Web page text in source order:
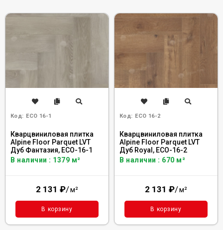
Код: ECO 16-1
Кварцвиниловая плитка
Alpine Floor Parquet LVT
Дуб Фантазия, ECO-16-1
В наличии : 1379 м²
2 131 ₽/м²
В корзину
Код: ECO 16-2
Кварцвиниловая плитка
Alpine Floor Parquet LVT
Дуб Royal, ECO-16-2
В наличии : 670 м²
2 131 ₽/м²
В корзину